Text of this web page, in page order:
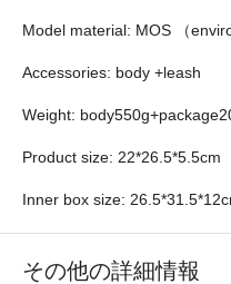
Model material: MOS （
Accessories: body +leash
Weight:
Product size: 22*26.5*5.5cm
Inner box size:
その他の詳細情報